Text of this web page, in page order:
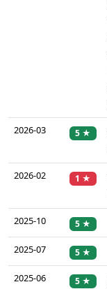
2026-03 5 ★
2026-02 1 ★
2025-10 5 ★
2025-07 5 ★
2025-06 5 ★